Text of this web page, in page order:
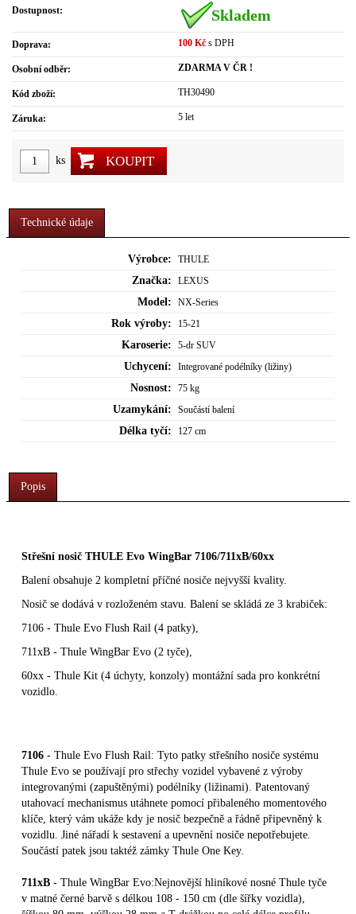
Dostupnost: Skladem
Doprava: 100 Kč s DPH
Osobní odběr: ZDARMA V ČR !
Kód zboží: TH30490
Záruka: 5 let
ks KOUPIT
Technické údaje
Výrobce: THULE
Značka: LEXUS
Model: NX-Series
Rok výroby: 15-21
Karoserie: 5-dr SUV
Uchycení: Integrované podélníky (ližiny)
Nosnost: 75 kg
Uzamykání: Součástí balení
Délka tyčí: 127 cm
Popis
Střešní nosič THULE Evo WingBar 7106/711xB/60xx
Balení obsahuje 2 kompletní příčné nosiče nejvyšší kvality.
Nosič se dodává v rozloženém stavu. Balení se skládá ze 3 krabiček:
7106 - Thule Evo Flush Rail (4 patky),
711xB - Thule WingBar Evo (2 tyče),
60xx - Thule Kit (4 úchyty, konzoly) montážní sada pro konkrétní
vozidlo.
7106 - Thule Evo Flush Rail: Tyto patky střešního nosiče systému
Thule Evo se používají pro střechy vozidel vybavené z výroby
integrovanými (zapuštěnými) podélníky (ližinami). Patentovaný
utahovací mechanismus utáhnete pomocí přibaleného momentového
klíče, který vám ukáže kdy je nosič bezpečně a řádně připevněný k
vozidlu. Jiné nářadí k sestavení a upevnění nosiče nepotřebujete.
Součástí patek jsou taktéž zámky Thule One Key.
711xB - Thule WingBar Evo:Nejnovější hliníkové nosné Thule tyče
v matné černé barvě s délkou 108 - 150 cm (dle šířky vozidla),